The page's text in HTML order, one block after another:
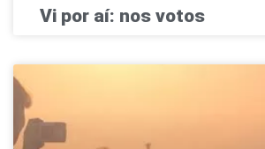
Vi por aí: nos votos